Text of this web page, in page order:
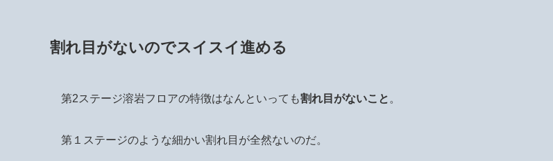
割れ目がないのでスイスイ進める
第2ステージ溶岩フロアの特徴はなんといっても割れ目がないこと 。
第１ステージのような細かい割れ目が全然ないのだ。